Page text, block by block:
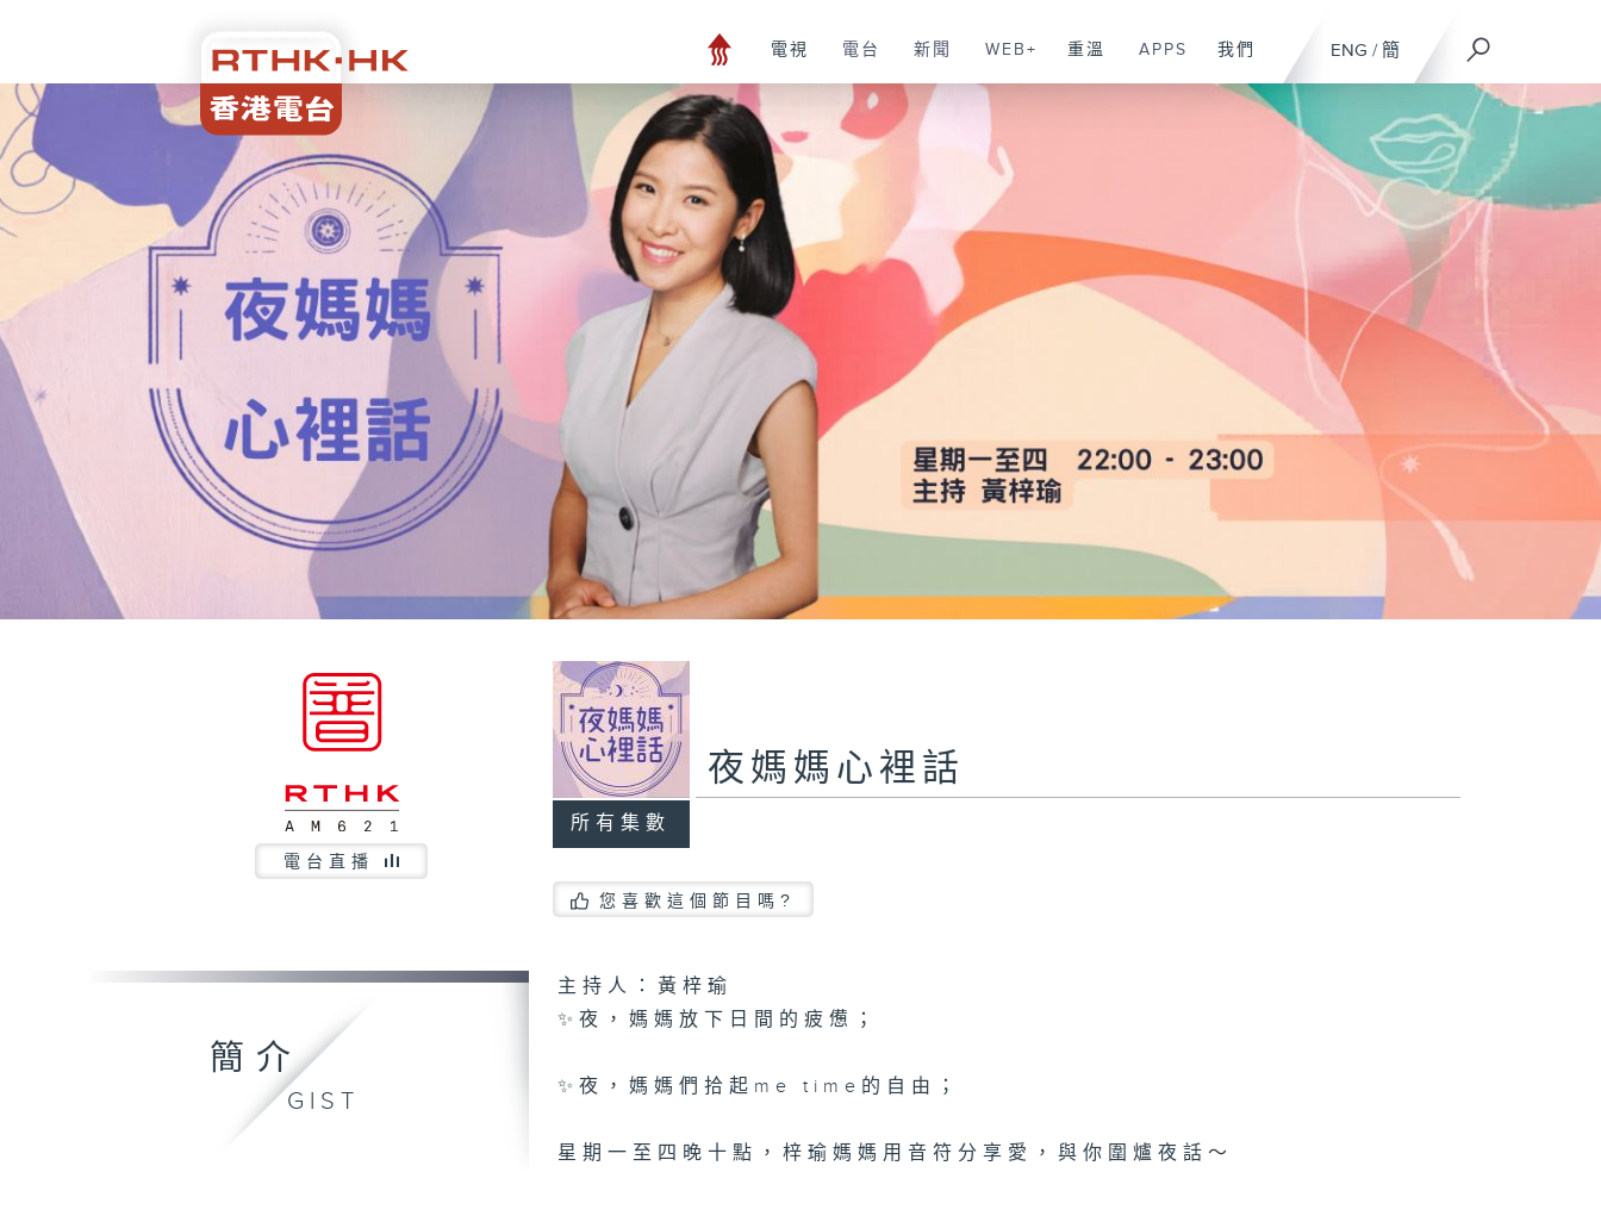
ENG / 簡
電視 電台 新聞 WEB+ 重溫 APPS 我們
電台直播
所有集數
夜媽媽心裡話
您喜歡這個節目嗎?
簡介
GIST
主持人：黃梓瑜
✨夜，媽媽放下日間的疲憊；
✨夜，媽媽們拾起me time的自由；
星期一至四晚十點，梓瑜媽媽用音符分享愛，與你圍爐夜話～